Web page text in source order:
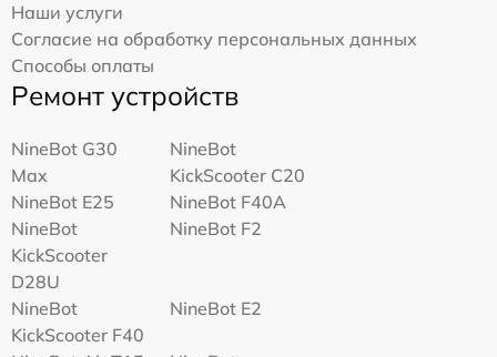
Наши услуги
Согласие на обработку персональных данных
Способы оплаты
Ремонт устройств
NineBot G30
Max
NineBot
KickScooter C20
NineBot E25
NineBot F40A
NineBot
KickScooter
D28U
NineBot F2
NineBot
KickScooter F40
NineBot E2